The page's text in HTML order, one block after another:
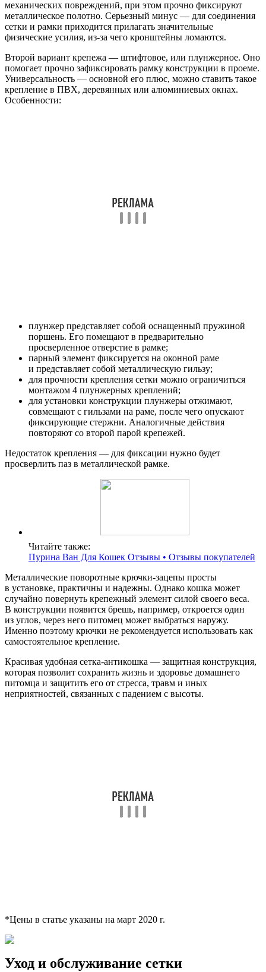
механических повреждений, при этом прочно фиксируют
металлическое полотно. Серьезный минус — для соединения
сетки и рамки приходится прилагать значительные
физические усилия, из-за чего кронштейны ломаются.
Второй вариант крепежа — штифтовое, или плунжерное. Оно
помогает прочно зафиксировать рамку конструкции в проеме.
Универсальность — основной его плюс, можно ставить такое
крепление в ПВХ, деревянных или алюминиевых окнах.
Особенности:
плунжер представляет собой оснащенный пружиной
поршень. Его помещают в предварительно
просверленное отверстие в рамке;
парный элемент фиксируется на оконной раме
и представляет собой металлическую гильзу;
для прочности крепления сетки можно ограничиться
монтажом 4 плунжерных креплений;
для установки конструкции плунжеры отжимают,
совмещают с гильзами на раме, после чего опускают
фиксирующие стержни. Аналогичные действия
повторяют со второй парой крепежей.
Недостаток крепления — для фиксации нужно будет
просверлить паз в металлической рамке.
Читайте также:
Пурина Ван Для Кошек Отзывы • Отзывы покупателей
Металлические поворотные крючки-зацепы просты
в установке, практичны и надежны. Однако кошка может
случайно повернуть крепежный элемент силой своего веса.
В конструкции появится брешь, например, откроется один
из углов, через него питомец может выбраться наружу.
Именно поэтому крючки не рекомендуется использовать как
самостоятельное крепление.
Красивая удобная сетка-антикошка — защитная конструкция,
которая позволит сохранить жизнь и здоровье домашнего
питомца и защитить его от стресса, травм и иных
неприятностей, связанных с падением с высоты.
*Цены в статье указаны на март 2020 г.
Уход и обслуживание сетки